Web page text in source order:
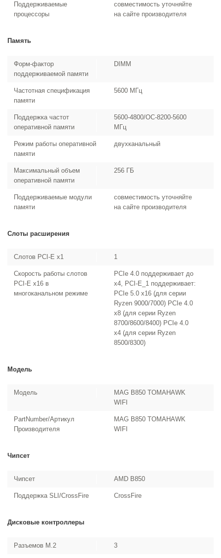
Поддерживаемые
процессоры
совместимость уточняйте
на сайте производителя
Память
Форм-фактор
поддерживаемой памяти
DIMM
Частотная спецификация
памяти
5600 МГц
Поддержка частот
оперативной памяти
5600-4800/OC-8200-5600
МГц
Режим работы оперативной
памяти
двухканальный
Максимальный объем
оперативной памяти
256 ГБ
Поддерживаемые модули
памяти
совместимость уточняйте
на сайте производителя
Слоты расширения
Слотов PCI-E x1 1
Скорость работы слотов
PCI-E x16 в
многоканальном режиме
PCIe 4.0 поддерживает до
x4, PCI-E_1 поддерживает:
PCIe 5.0 x16 (для серии
Ryzen 9000/7000) PCIe 4.0
x8 (для серии Ryzen
8700/8600/8400) PCIe 4.0
x4 (для серии Ryzen
8500/8300)
Модель
Модель
MAG B850 TOMAHAWK
WIFI
PartNumber/Артикул
Производителя
MAG B850 TOMAHAWK
WIFI
Чипсет
Чипсет AMD B850
Поддержка SLI/CrossFire CrossFire
Дисковые контроллеры
Разъемов M.2 3